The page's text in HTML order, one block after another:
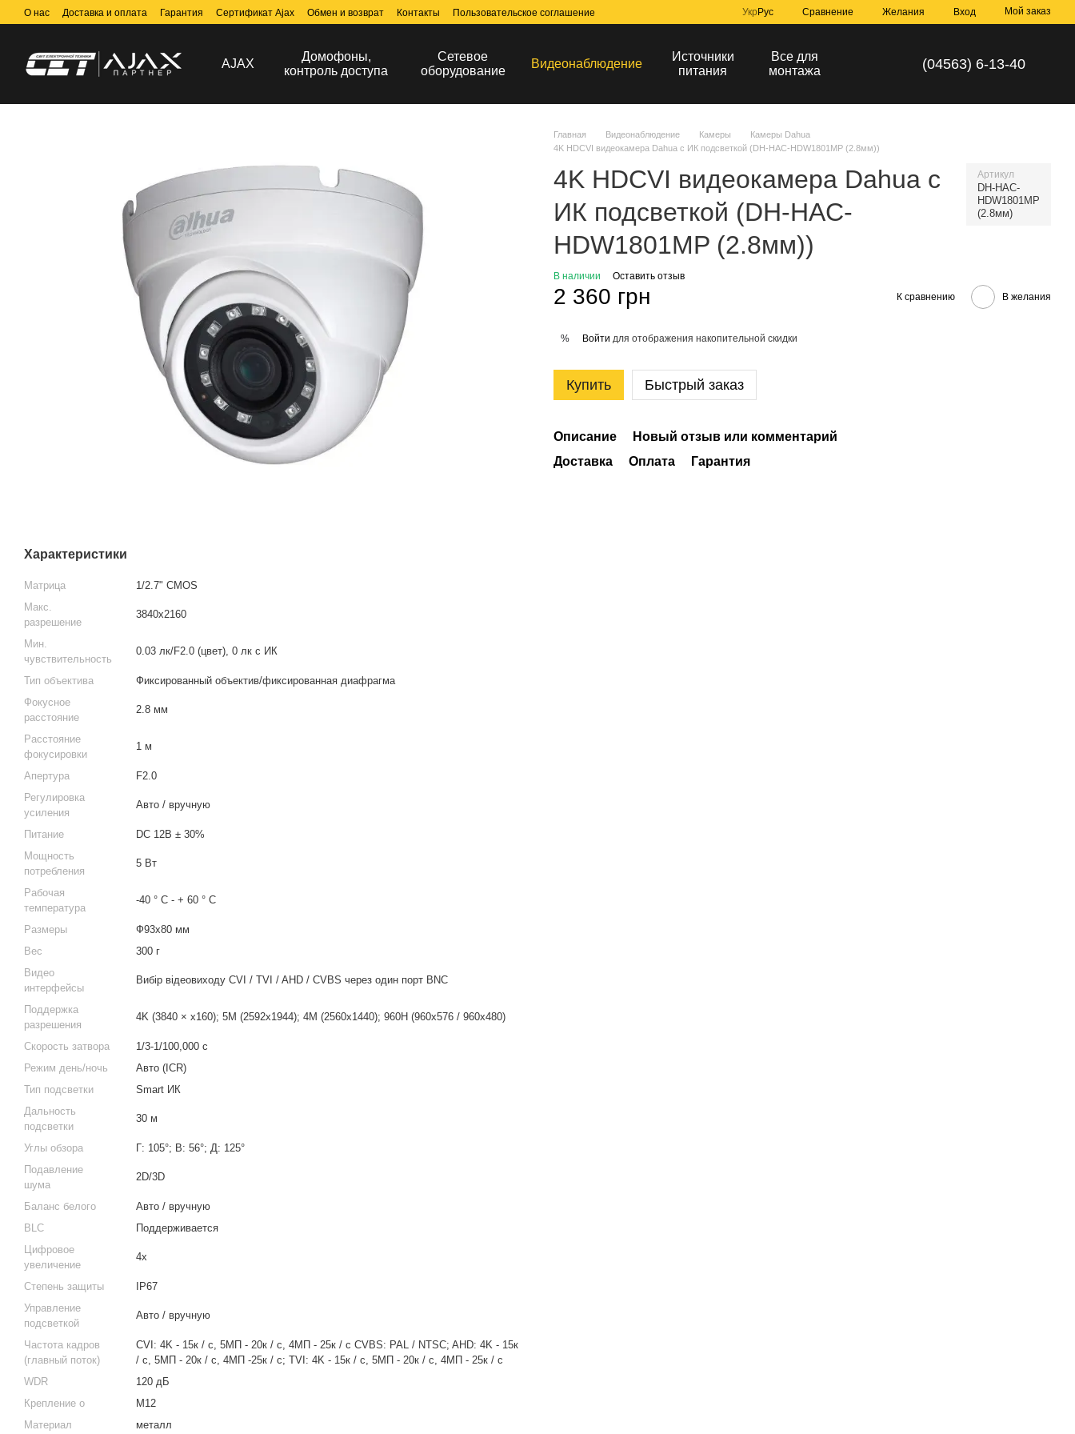
Перейти к основному контенту
О нас Доставка и оплата Гарантия Сертификат Ajax Обмен и возврат Контакты
Пользовательское соглашение
Укр Рус Сравнение Желания Вход Мой заказ
AJAX
Домофоны,
контроль доступа
Сетевое
оборудование
Видеонаблюдение
Источники
питания
Все для
монтажа
(04563) 6-13-40
Характеристики
Матрица
1/2.7" CMOS
Макс.
разрешение
3840х2160
Мин.
чувствительность
0.03 лк/F2.0 (цвет), 0 лк с ИК
Тип объектива
Фиксированный объектив/фиксированная диафрагма
Фокусное
расстояние
2.8 мм
Расстояние
фокусировки
1 м
Апертура
F2.0
Регулировка
усиления
Авто / вручную
Питание
DC 12В ± 30%
Мощность
потребления
5 Вт
Рабочая
температура
-40 ° C - + 60 ° C
Размеры
Ф93х80 мм
Вес
300 г
Видео
интерфейсы
Вибір відеовиходу CVI / TVI / AHD / CVBS через один порт BNC
Поддержка
разрешения
4K (3840 × x160); 5M (2592x1944); 4M (2560x1440); 960H (960x576 / 960x480)
Скорость затвора
1/3-1/100,000 с
Режим день/ночь
Авто (ICR)
Тип подсветки
Smart ИК
Дальность
подсветки
30 м
Углы обзора
Г: 105°; В: 56°; Д: 125°
Подавление
шума
2D/3D
Баланс белого
Авто / вручную
BLC
Поддерживается
Цифровое
увеличение
4х
Степень защиты
IP67
Управление
подсветкой
Авто / вручную
Частота кадров
(главный поток)
CVI: 4K - 15к / с, 5МП - 20к / с, 4МП - 25к / с CVBS: PAL / NTSC; AHD: 4K - 15к
/ с, 5МП - 20к / с, 4МП -25к / с; TVI: 4K - 15к / с, 5МП - 20к / с, 4МП - 25к / с
WDR
120 дБ
Крепление о
М12
Материал
металл
Главная Видеонаблюдение Камеры
Камеры Dahua
4K HDCVI видеокамера Dahua с ИК подсветкой (DH-HAC-HDW1801MP (2.8мм))
4K HDCVI видеокамера Dahua с
ИК подсветкой (DH-HAC-
HDW1801MP (2.8мм))
Артикул
DH-HAC-
HDW1801MP
(2.8мм)
В наличии Оставить отзыв
2 360 грн К сравнению В желания
% Войти для отображения накопительной скидки
Купить Быстрый заказ
Описание
Новый отзыв или комментарий
Доставка
Оплата Гарантия